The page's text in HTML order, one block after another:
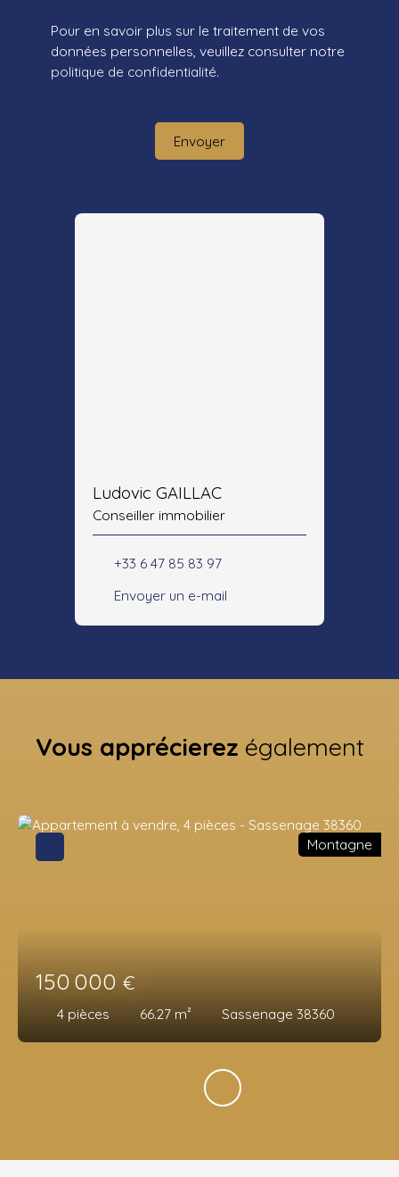
Pour en savoir plus sur le traitement de vos
données personnelles, veuillez consulter notre
politique de confidentialité.
Envoyer
Ludovic GAILLAC
Conseiller immobilier
+33 6 47 85 83 97
Envoyer un e-mail
Vous apprécierez également
150 000 €
4 pièces 66.27 m² Sassenage 38360
Montagne